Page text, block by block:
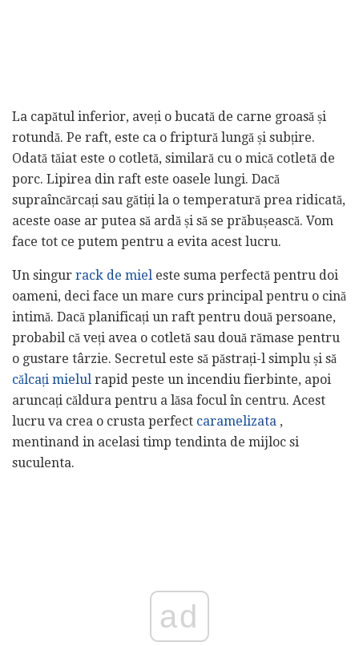
La capătul inferior, aveți o bucată de carne groasă și
rotundă. Pe raft, este ca o friptură lungă și subțire.
Odată tăiat este o cotletă, similară cu o mică cotletă de
porc. Lipirea din raft este oasele lungi. Dacă
supraîncărcați sau gătiți la o temperatură prea ridicată,
aceste oase ar putea să ardă și să se prăbușească. Vom
face tot ce putem pentru a evita acest lucru.
Un singur rack de miel este suma perfectă pentru doi
oameni, deci face un mare curs principal pentru o cină
intimă. Dacă planificați un raft pentru două persoane,
probabil că veți avea o cotletă sau două rămase pentru
o gustare târzie. Secretul este să păstrați-l simplu și să
călcați mielul rapid peste un incendiu fierbinte, apoi
aruncați căldura pentru a lăsa focul în centru. Acest
lucru va crea o crusta perfect caramelizata ,
mentinand in acelasi timp tendinta de mijloc si
suculenta.
ad